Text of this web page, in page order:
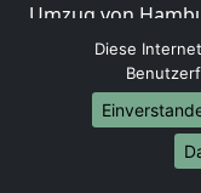
Umzug von
Umzug von
Umzug von
Umzug von
Diese